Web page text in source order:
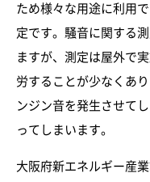
ため様々な用途に利用
定です。騒音に関する
ますが、測定は屋外で
労することが少なくあ
ンジン音を発生させて
ってしまいます。
大阪府新エネルギー産